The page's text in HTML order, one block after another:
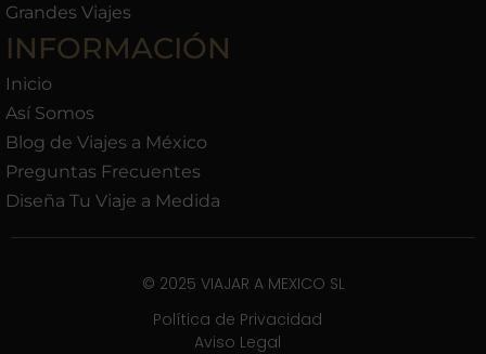
Grandes Viajes
INFORMACIÓN
Inicio
Así Somos
Blog de Viajes a México
Preguntas Frecuentes
Diseña Tu Viaje a Medida
© 2025 VIAJAR A MEXICO SL
Política de Privacidad
Aviso Legal